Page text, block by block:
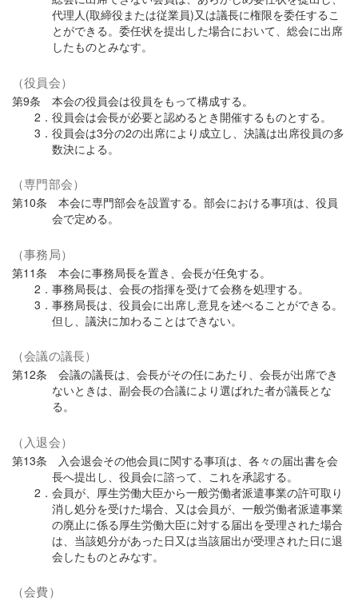
代理人(取締役または従業員)又は議長に権限を委任するこ
とができる。委任状を提出した場合において、総会に出席
したものとみなす。
（役員会）
第9条 本会の役員会は役員をもって構成する。
2．役員会は会長が必要と認めるとき開催するものとする。
3．役員会は3分の2の出席により成立し、決議は出席役員の多
数決による。
（専門部会）
第10条 本会に専門部会を設置する。部会における事項は、役員
会で定める。
（事務局）
第11条 本会に事務局長を置き、会長が任免する。
2．事務局長は、会長の指揮を受けて会務を処理する。
3．事務局長は、役員会に出席し意見を述べることができる。
但し、議決に加わることはできない。
（会議の議長）
第12条 会議の議長は、会長がその任にあたり、会長が出席でき
ないときは、副会長の合議により選ばれた者が議長とな
る。
（入退会）
第13条 入会退会その他会員に関する事項は、各々の届出書を会
長へ提出し、役員会に諮って、これを承認する。
2．会員が、厚生労働大臣から一般労働者派遣事業の許可取り
消し処分を受けた場合、又は会員が、一般労働者派遣事業
の廃止に係る厚生労働大臣に対する届出を受理された場合
は、当該処分があった日又は当該届出が受理された日に退
会したものとみなす。
（会費）